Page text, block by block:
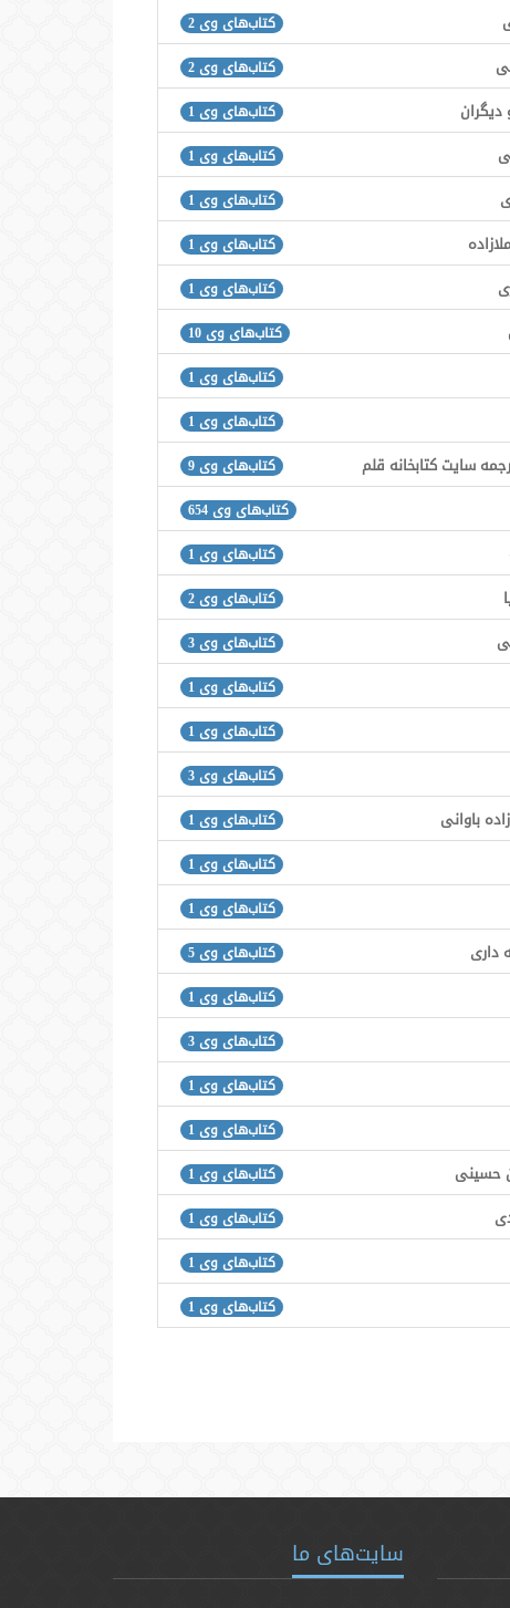
کتاب‌های وی 2
کتاب‌های وی 2
کتاب‌های وی 1
کتاب‌های وی 1
کتاب‌های وی 1
کتاب‌های وی 1
کتاب‌های وی 1
کتاب‌های وی 10
کتاب‌های وی 1
کتاب‌های وی 1
سایت کتابخانه قلم کتاب‌های وی 9
کتاب‌های وی 654
کتاب‌های وی 1
کتاب‌های وی 2
کتاب‌های وی 3
کتاب‌های وی 1
کتاب‌های وی 1
کتاب‌های وی 3
باوانی کتاب‌های وی 1
کتاب‌های وی 1
کتاب‌های وی 1
داری کتاب‌های وی 5
کتاب‌های وی 1
کتاب‌های وی 3
کتاب‌های وی 1
کتاب‌های وی 1
حسینی کتاب‌های وی 1
کتاب‌های وی 1
کتاب‌های وی 1
کتاب‌های وی 1
سایت‌های ما